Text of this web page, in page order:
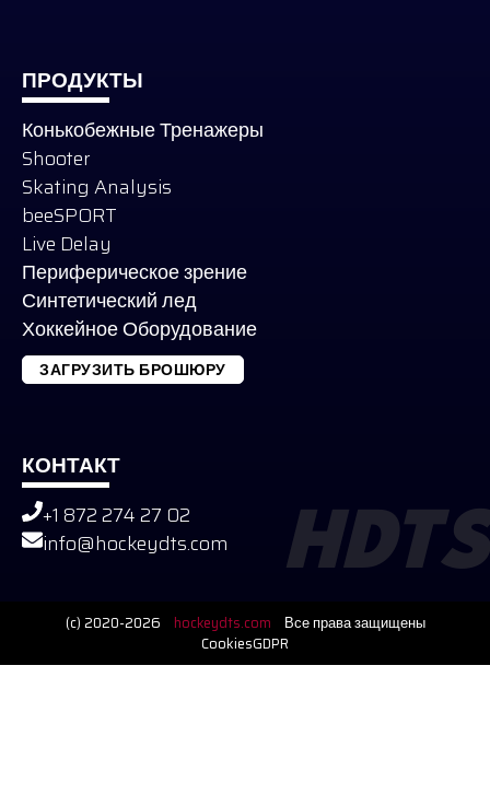
ПРОДУКТЫ
Конькобежные Тренажеры
Shooter
Skating Analysis
beeSPORT
Live Delay
Периферическое зрение
Синтетический лед
Хоккейное Оборудование
ЗАГРУЗИТЬ БРОШЮРУ
КОНТАКТ
+1 872 274 27 02
info@hockeydts.com
HDTS
(c) 2020-2026 hockeydts.com Все права защищены
CookiesGDPR